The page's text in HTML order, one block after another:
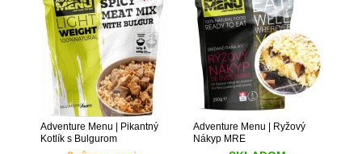
Adventure Menu | Pikantný
Kotlík s Bulgurom
Adventure Menu | Ryžový
Nákyp MRE